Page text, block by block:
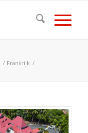
/ Frankrijk /